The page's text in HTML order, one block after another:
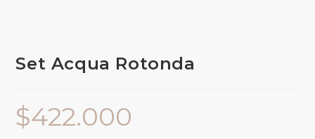
Set Acqua Rotonda
$422.000